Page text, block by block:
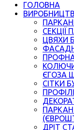
ГОЛОВНА
СЕКЦІЇ
ЦВЯХИ
ЄГОЗА
СІТКИ
ДРІТ